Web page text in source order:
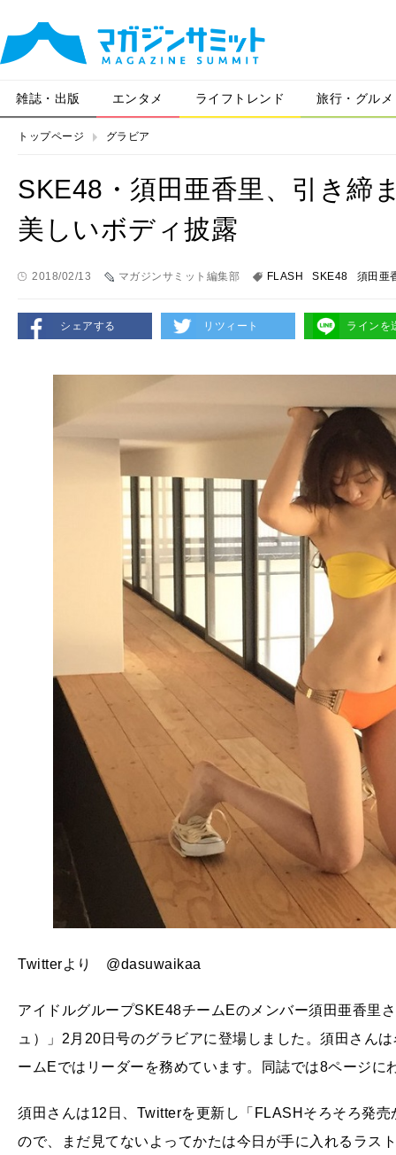
雑誌・出版 エンタメ ライフトレンド 旅行・グルメ
トップページ グラビア
SKE48・須田亜香里、引き締
美しいボディ披露
2018/02/13 マガジンサミット編集部 FLASH SKE48 須田亜
シェアする リツィート ラインを
Twitterより @dasuwaikaa
アイドルグループSKE48チームEのメンバー須田亜香里
ュ）」2月20日号のグラビアに登場しました。須田さん
ームEではリーダーを務めています。同誌では8ページ
須田さんは12日、Twitterを更新し「FLASHそろそろ発
ので、まだ見てないよってかたは今日が手に入れるラス